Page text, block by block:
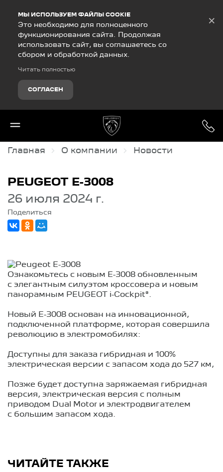
МЫ ИСПОЛЬЗУЕМ ФАЙЛЫ COOKIE
Это необходимо для полноценного
функционирования сайта. Продолжая
использовать сайт, вы соглашаетесь со
сбором и обработкой данных.
Читать полностью
СОГЛАСЕН
×
Главная О компании Новости
PEUGEOT E-3008
26 июля 2024 г.
Поделиться
Ознакомьтесь с новым E-3008 обновленным
с элегантным силуэтом кроссовера и новым
панорамным PEUGEOT i-Cockpit®.
Новый E-3008 основан на инновационной,
подключенной платформе, которая совершила
революцию в электромобилях:
Доступны для заказа гибридная и 100%
электрическая версии с запасом хода до 527 км,
Позже будет доступна заряжаемая гибридная
версия, электрическая версия с полным
приводом Dual Motor и электродвигателем
с большим запасом хода.
ЧИТАЙТЕ ТАКЖЕ